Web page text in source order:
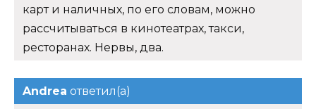
карт и наличных, по его словам, можно
рассчитываться в кинотеатрах, такси,
ресторанах. Нервы, два.
Andrea ответил(а)